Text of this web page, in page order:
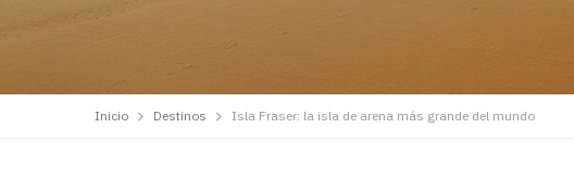
Inicio Destinos Isla Fraser: la isla de arena más grande del mundo